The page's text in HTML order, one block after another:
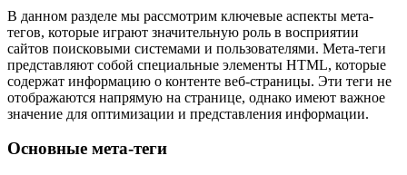
В данном разделе мы рассмотрим ключевые аспекты мета-
тегов, которые играют значительную роль в восприятии
сайтов поисковыми системами и пользователями. Мета-теги
представляют собой специальные элементы HTML, которые
содержат информацию о контенте веб-страницы. Эти теги не
отображаются напрямую на странице, однако имеют важное
значение для оптимизации и представления информации.
Основные мета-теги